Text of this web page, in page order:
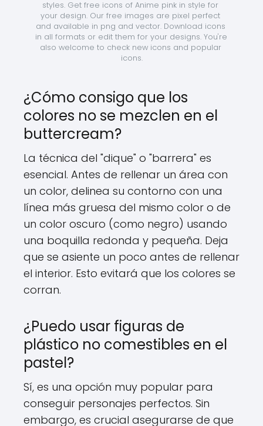
styles. Get free icons of Anime pink in style for
your design. Our free images are pixel perfect
and available in png and vector. Download icons
in all formats or edit them for your designs. You're
also welcome to check new icons and popular
icons.
¿Cómo consigo que los
colores no se mezclen en el
buttercream?
La técnica del "dique" o "barrera" es
esencial. Antes de rellenar un área con
un color, delinea su contorno con una
línea más gruesa del mismo color o de
un color oscuro (como negro) usando
una boquilla redonda y pequeña. Deja
que se asiente un poco antes de rellenar
el interior. Esto evitará que los colores se
corran.
¿Puedo usar figuras de
plástico no comestibles en el
pastel?
Sí, es una opción muy popular para
conseguir personajes perfectos. Sin
embargo, es crucial asegurarse de que